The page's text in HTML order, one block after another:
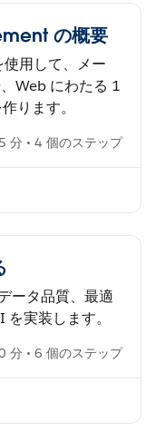
の概要
用して、メー
Web にわたる 1
ります。
分 • 4 個のステップ
ータ品質、最適
実装します。
分 • 6 個のステップ